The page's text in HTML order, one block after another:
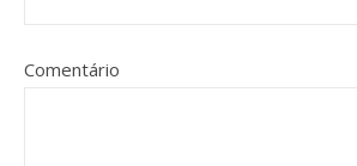
Comentário